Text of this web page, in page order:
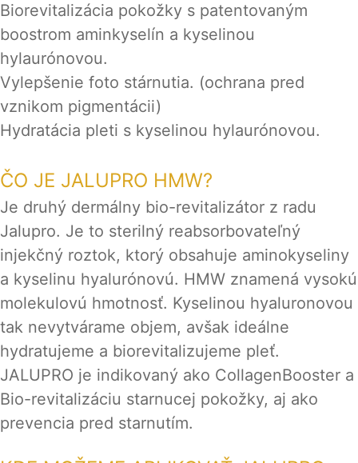
Biorevitalizácia pokožky s patentovaným
boostrom aminkyselín a kyselinou
hylaurónovou.
Vylepšenie foto stárnutia. (ochrana pred
vznikom pigmentácii)
Hydratácia pleti s kyselinou hylaurónovou.
ČO JE JALUPRO HMW?
Je druhý dermálny bio-revitalizátor z radu
Jalupro. Je to sterilný reabsorbovateľný
injekčný roztok, ktorý obsahuje aminokyseliny
a kyselinu hyalurónovú. HMW znamená vysokú
molekulovú hmotnosť. Kyselinou hyaluronovou
tak nevytvárame objem, avšak ideálne
hydratujeme a biorevitalizujeme pleť.
JALUPRO je indikovaný ako CollagenBooster a
Bio-revitalizáciu starnucej pokožky, aj ako
prevencia pred starnutím.